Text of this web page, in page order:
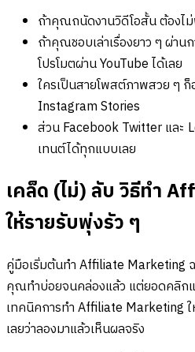
ถ้าคุณถนัดงานวิดีโอสั้น ต้องไ
ถ้าคุณชอบเล่าเรื่องยาว ๆ ผ่าน
โปรโมตผ่าน YouTube ได้เลย
ใครเป็นสายโพสต์ภาพสวย ๆ ก็
Instagram Stories
ส่วน Facebook Twitter และ
เทนต์ได้ทุกแบบเลย
เคล็ด (ไม่) ลับ วิธีทำ
ให้รายรับพุ่งรัว ๆ
คู่มือเริ่มต้นทำ Affiliate Marketing
คุณทำบ่อยจนคล่องแล้ว แต่ยอดคลิกแ
เทคนิคการทำ Affiliate Marketing
เลยว่าลองมาแล้วเห็นผลจริง